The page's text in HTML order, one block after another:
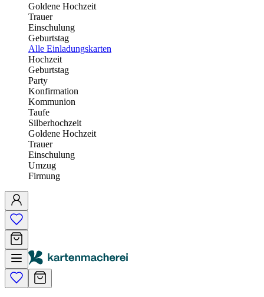
Goldene Hochzeit
Trauer
Einschulung
Geburtstag
Alle Einladungskarten
Hochzeit
Geburtstag
Party
Konfirmation
Kommunion
Taufe
Silberhochzeit
Goldene Hochzeit
Trauer
Einschulung
Umzug
Firmung